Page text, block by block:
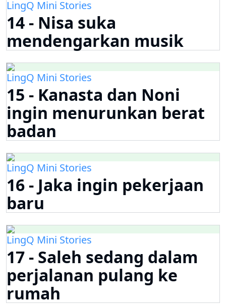
LingQ Mini Stories
14 - Nisa suka
mendengarkan musik
LingQ Mini Stories
15 - Kanasta dan Noni
ingin menurunkan berat
badan
LingQ Mini Stories
16 - Jaka ingin pekerjaan
baru
LingQ Mini Stories
17 - Saleh sedang dalam
perjalanan pulang ke
rumah